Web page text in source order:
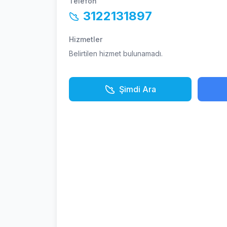
3122131897
Hizmetler
Belirtilen hizmet bulunamadı.
Şimdi Ara